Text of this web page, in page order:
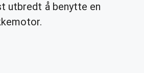
utbredt å benytte en